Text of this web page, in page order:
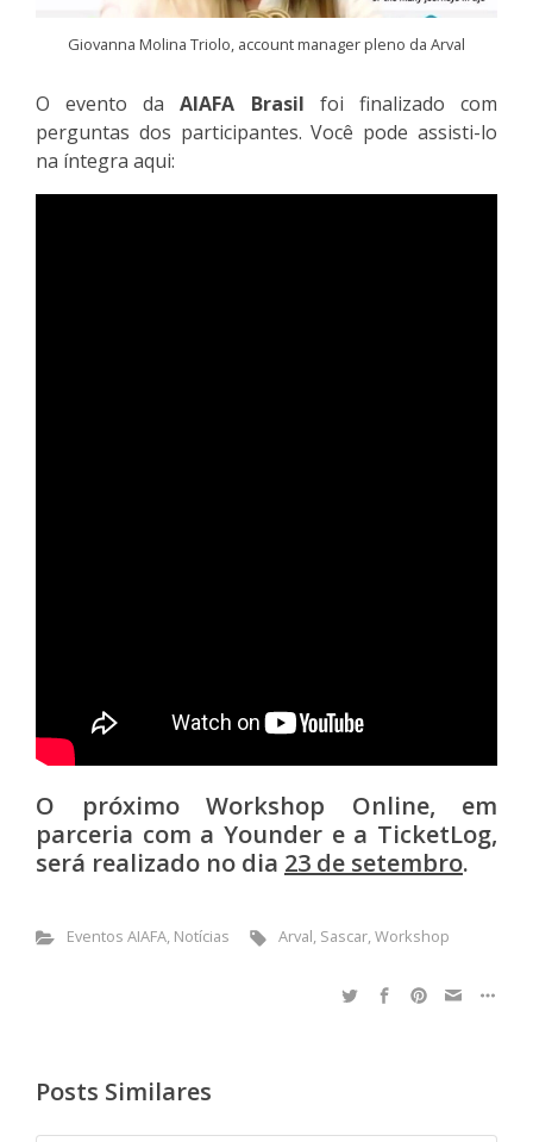
Giovanna Molina Triolo, account manager pleno da Arval
O evento daAIAFA Brasil foi finalizado com
perguntas dos participantes. Você pode assisti-lo
na íntegra aqui:
O próximo Workshop Online, em
parceria com a Younder e a TicketLog,
será realizado no dia 23 de setembro.
Eventos AIAFA, Notícias Arval, Sascar,Workshop
Posts Similares